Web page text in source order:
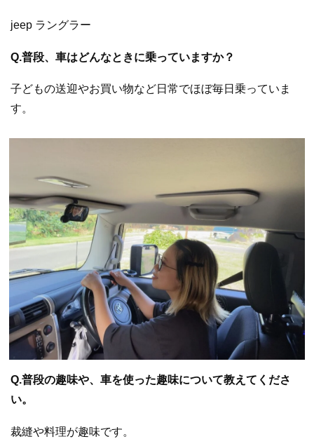
jeep ラングラー
Q.普段、車はどんなときに乗っていますか？
子どもの送迎やお買い物など日常でほぼ毎日乗っていま
す。
Q.普段の趣味や、車を使った趣味について教えてくださ
い。
裁縫や料理が趣味です。